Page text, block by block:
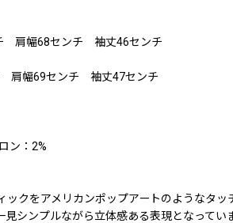
肩幅68センチ 袖丈46センチ
幅69センチ 袖丈47センチ
ン：2%
クをアメリカンポップアートのようなタ
シンプルながら立体感ある表現となって